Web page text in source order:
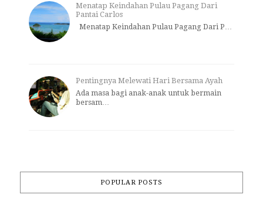
Menatap Keindahan Pulau Pagang Dari
Pantai Carlos
Menatap Keindahan Pulau Pagang Dari P…
Pentingnya Melewati Hari Bersama Ayah
Ada masa bagi anak-anak untuk bermain
bersam…
POPULAR POSTS